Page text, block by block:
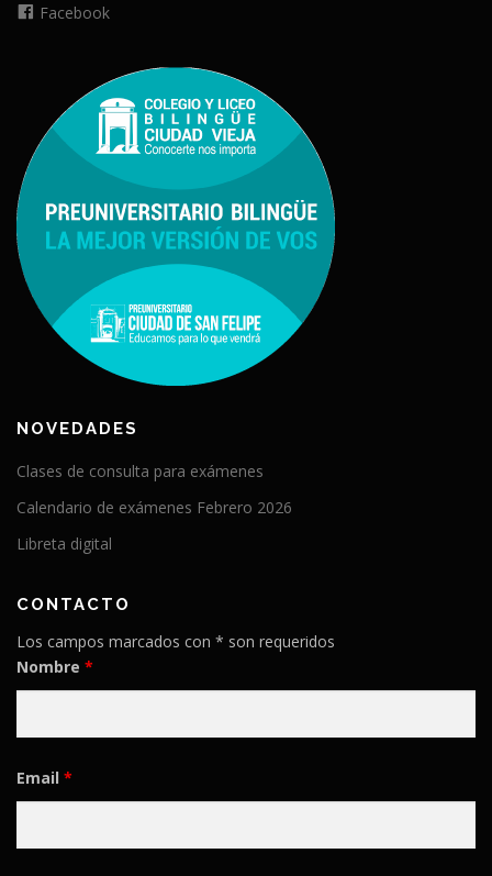
Facebook
NOVEDADES
Clases de consulta para exámenes
Calendario de exámenes Febrero 2026
Libreta digital
CONTACTO
Los campos marcados con * son requeridos
Nombre *
Email *